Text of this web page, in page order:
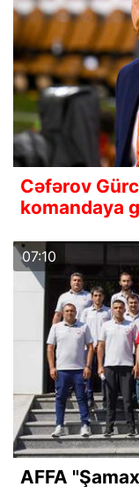
Cəfərov
komandaya
07:10
AFFA